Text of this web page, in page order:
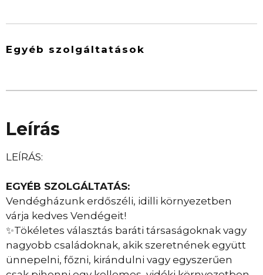
Egyéb szolgáltatások
Leírás
LEÍRÁS:
EGYÉB SZOLGÁLTATÁS:
Vendégházunk erdőszéli, idilli környezetben
várja kedves Vendégeit!
✨Tökéletes választás baráti társaságoknak vagy
nagyobb családoknak, akik szeretnének együtt
ünnepelni, főzni, kirándulni vagy egyszerűen